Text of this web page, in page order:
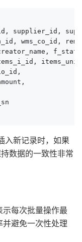
supplier_id,
wms_co_id,
入新记录时，如果
数据的一致性非常
每次批量操作最
避免一次性处理